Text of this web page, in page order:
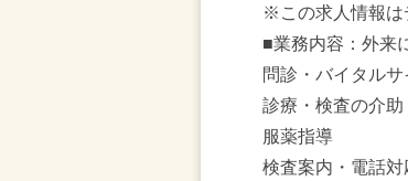
※この求人情報は
■業務内容：外来
問診・バイタルサ
診療・検査の介助
服薬指導
検査案内・電話